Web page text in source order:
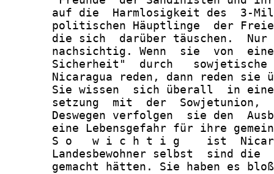
auf die  Harmlosigkeit des  3-
politischen Häuptlinge  der
die sich  darüber täuschen.
nachsichtig. Wenn  sie  von
Sicherheit"  durch
Nicaragua reden, dann reden sie
Sie wissen  sich überall  in
setzung  mit  der  Sowjetunion,
Deswegen verfolgen  sie den
eine Lebensgefahr für ihre
S o   w i c h t i g    ist
Landesbewohner selbst  sind die
gemacht hätten. Sie haben es